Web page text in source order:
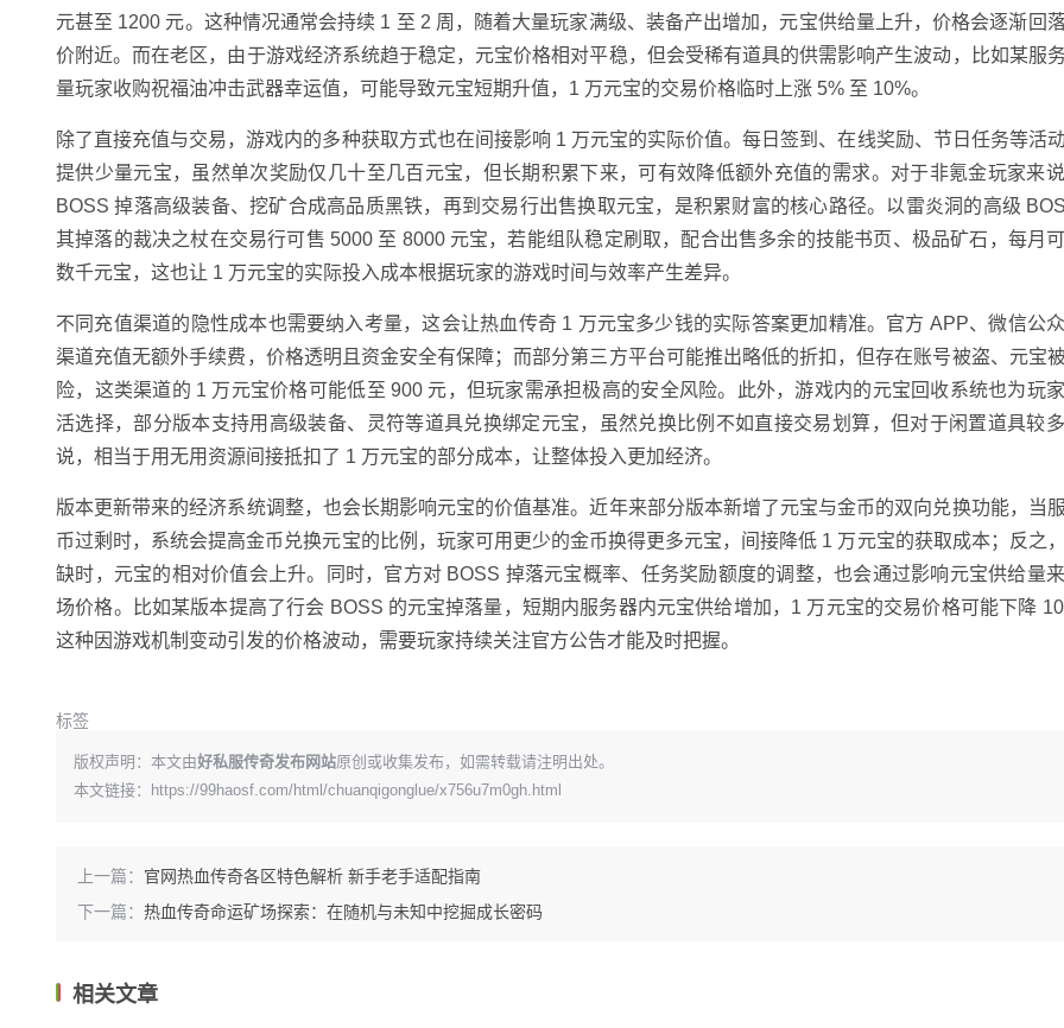
元甚至 1200 元。这种情况通常会持续 1 至 2 周，随着大量玩家满级、装备产出增加，元宝供给量上升，价格会逐渐回
价附近。而在老区，由于游戏经济系统趋于稳定，元宝价格相对平稳，但会受稀有道具的供需影响产生波动，比如某服
量玩家收购祝福油冲击武器幸运值，可能导致元宝短期升值，1 万元宝的交易价格临时上涨 5% 至 10%。
除了直接充值与交易，游戏内的多种获取方式也在间接影响 1 万元宝的实际价值。每日签到、在线奖励、节日任务等活
提供少量元宝，虽然单次奖励仅几十至几百元宝，但长期积累下来，可有效降低额外充值的需求。对于非氪金玩家来
BOSS 掉落高级装备、挖矿合成高品质黑铁，再到交易行出售换取元宝，是积累财富的核心路径。以雷炎洞的高级
其掉落的裁决之杖在交易行可售 5000 至 8000 元宝，若能组队稳定刷取，配合出售多余的技能书页、极品矿石，每月
数千元宝，这也让 1 万元宝的实际投入成本根据玩家的游戏时间与效率产生差异。
不同充值渠道的隐性成本也需要纳入考量，这会让热血传奇 1 万元宝多少钱的实际答案更加精准。官方 APP、微信公
渠道充值无额外手续费，价格透明且资金安全有保障；而部分第三方平台可能推出略低的折扣，但存在账号被盗、元宝
险，这类渠道的 1 万元宝价格可能低至 900 元，但玩家需承担极高的安全风险。此外，游戏内的元宝回收系统也为玩
活选择，部分版本支持用高级装备、灵符等道具兑换绑定元宝，虽然兑换比例不如直接交易划算，但对于闲置道具较
说，相当于用无用资源间接抵扣了 1 万元宝的部分成本，让整体投入更加经济。
版本更新带来的经济系统调整，也会长期影响元宝的价值基准。近年来部分版本新增了元宝与金币的双向兑换功能，当
币过剩时，系统会提高金币兑换元宝的比例，玩家可用更少的金币换得更多元宝，间接降低 1 万元宝的获取成本；反之
缺时，元宝的相对价值会上升。同时，官方对 BOSS 掉落元宝概率、任务奖励额度的调整，也会通过影响元宝供给量
场价格。比如某版本提高了行会 BOSS 的元宝掉落量，短期内服务器内元宝供给增加，1 万元宝的交易价格可能下降
这种因游戏机制变动引发的价格波动，需要玩家持续关注官方公告才能及时把握。
标签
版权声明：本文由好私服传奇发布网站原创或收集发布，如需转载请注明出处。
本文链接：
https://99haosf.com/html/chuanqigonglue/x756u7m0gh.html
上一篇： 官网热血传奇各区特色解析 新手老手适配指南
下一篇： 热血传奇命运矿场探索：在随机与未知中挖掘成长密码
相关文章